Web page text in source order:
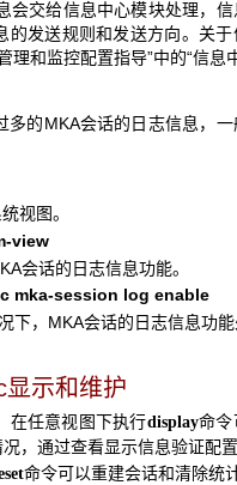
会交给信息中心模块处理，
的发送规则和发送方向。关
理和监控配置指导”中的“信息中
多的MKA会话的日志信息，
视图。
view
会话的日志信息功能。
mka-session log enable
下， MKA会话的日志信息功
示和维护
在任意视图下执行display命令
，通过查看显示信息验证配置
命令可以重建会话和清除统